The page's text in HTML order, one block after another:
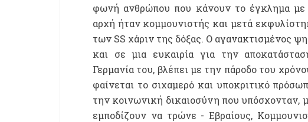
φωνή ανθρώπου που κάνουν το έγκλημα με
αρχή ήταν κομμουνιστής και μετά
των SS χάριν της δόξας. Ο αγανακτισμένος
και σε μια ευκαιρία για την
Γερμανία του, βλέπει με την πάροδο του
φαίνεται το σιχαμερό και υποκριτικό
την κοινωνική δικαιοσύνη που υπόσχονταν,
εμποδίζουν να τρώνε - Εβραίους,